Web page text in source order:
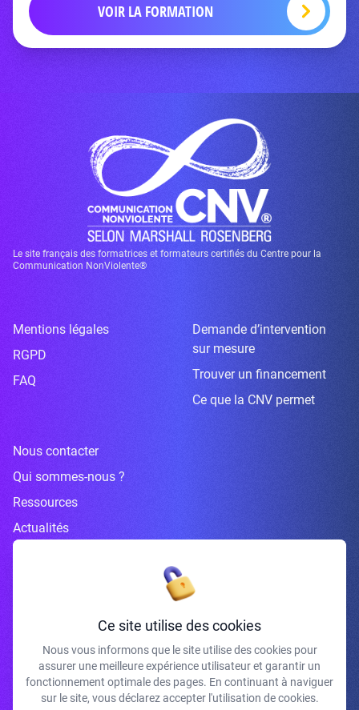
VOIR LA FORMATION
Le site français des formatrices et formateurs certifiés du Centre pour la
Communication NonViolente®
Mentions légales
RGPD
FAQ
Demande d’intervention
sur mesure
Trouver un financement
Ce que la CNV permet
Nous contacter
Qui sommes-nous ?
Ressources
Actualités
Inscrivez-vous à la newsletter
J'accepte de recevoir vos e-mails et confirme avoir pris connaissance de
votre politique de confidentialité et mentions légales.
Ce site utilise des cookies
Nous vous informons que le site utilise des cookies pour
assurer une meilleure expérience utilisateur et garantir un
fonctionnement optimale des pages. En continuant à naviguer
sur le site, vous déclarez accepter l'utilisation de cookies.